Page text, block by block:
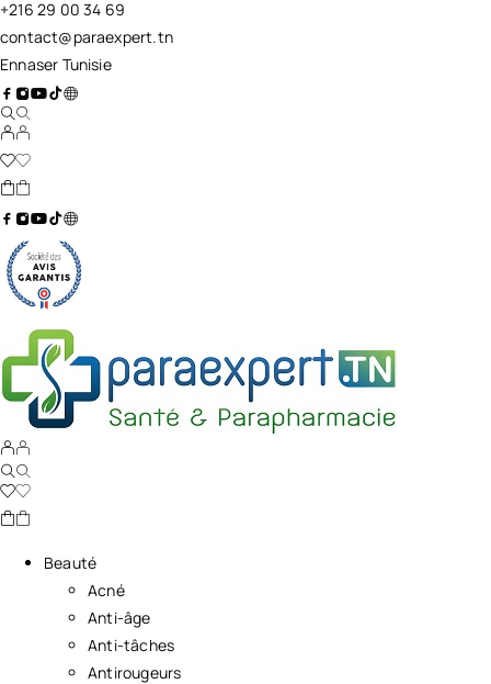
+216 29 00 34 69
contact@paraexpert.tn
Ennaser Tunisie
Beauté
Acné
Anti-âge
Anti-tâches
Antirougeurs